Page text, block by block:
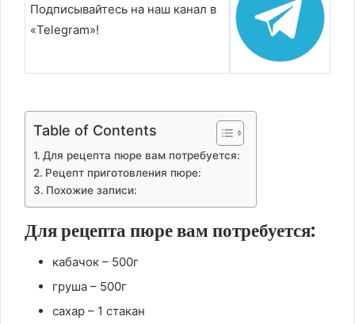
Подписывайтесь на наш канал в
«Telegram»!
Table of Contents
Для рецепта пюре вам потребуется:
Рецепт приготовления пюре:
Похожие записи:
Для рецепта пюре вам потребуется:
кабачок – 500г
груша – 500г
сахар – 1 стакан